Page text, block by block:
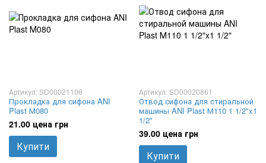
Артикул: SD00021106
Прокладка для сифона ANI
Plast М080
21.00 цена грн
Купити
Артикул: SD00020861
Отвод сифона для стиральной
машины ANI Plast М110 1 1/2"x1
1/2"
39.00 цена грн
Купити